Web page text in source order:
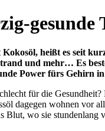
gesunde
heißt es seit
und mehr… Es
Power fürs Gehirn
für die
dagegen wohnen vor
Blut, wo sie